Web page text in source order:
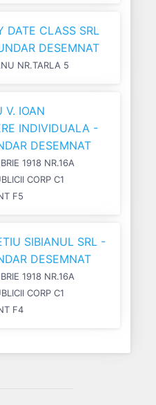
DATE CLASS SRL
DESEMNAT
NR.TARLA 5
V. IOAN
INDIVIDUALA -
DESEMNAT
1918 NR.16A
CORP C1
F5
SIBIANUL SRL -
DESEMNAT
1918 NR.16A
CORP C1
F4